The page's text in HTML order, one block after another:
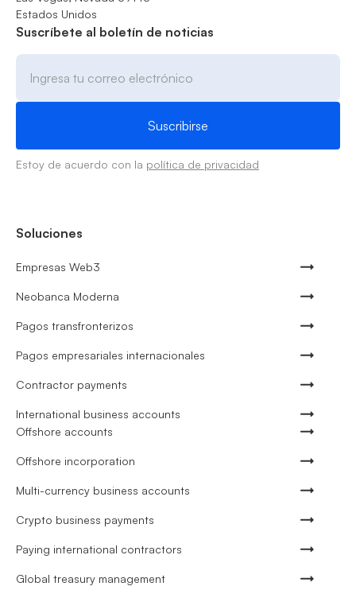
Estados Unidos
Suscríbete al boletín de noticias
Estoy de acuerdo con la política de privacidad
Soluciones
Empresas Web3
Neobanca Moderna
Pagos transfronterizos
Pagos empresariales internacionales
Contractor payments
International business accounts
Offshore accounts
Offshore incorporation
Multi-currency business accounts
Crypto business payments
Paying international contractors
Global treasury management